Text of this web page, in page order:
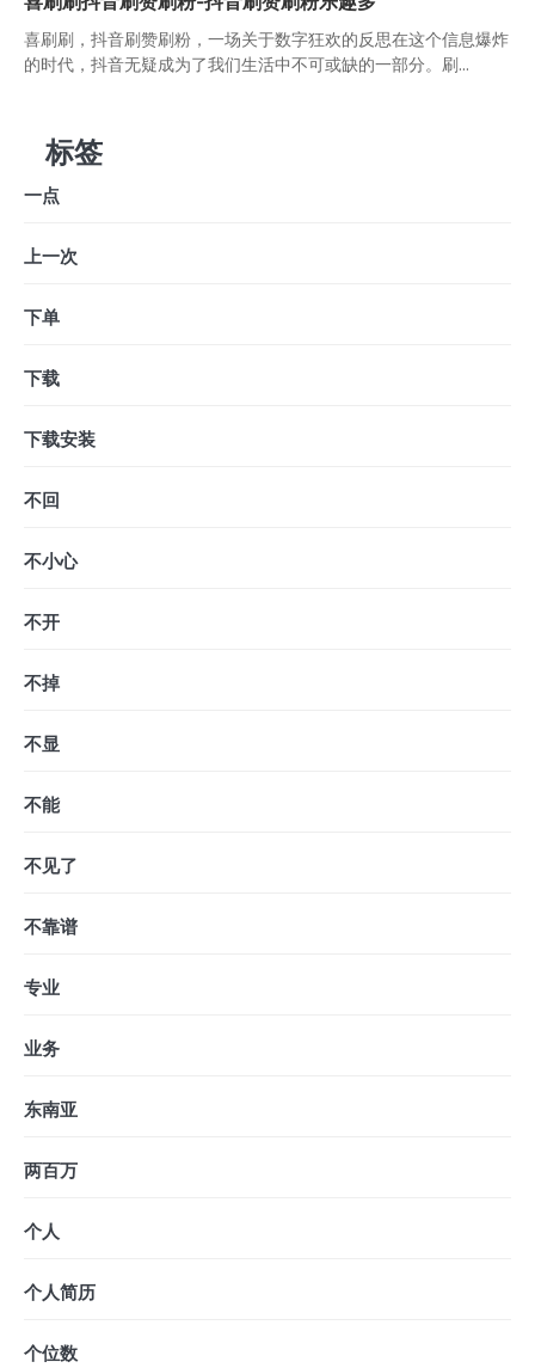
喜刷刷，抖音刷赞刷粉，一场关于数字狂欢的反思在这个信息爆炸
的时代，抖音无疑成为了我们生活中不可或缺的一部分。刷...
标签
一点
上一次
下单
下载
下载安装
不回
不小心
不开
不掉
不显
不能
不见了
不靠谱
专业
业务
东南亚
两百万
个人
个人简历
个位数